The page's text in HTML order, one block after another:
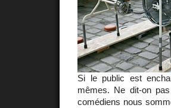
Si le public est
mêmes. Ne dit-on
comédiens nous